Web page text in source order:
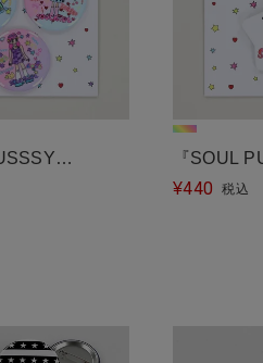
』カンバッジ
『SOUL
¥440 税込